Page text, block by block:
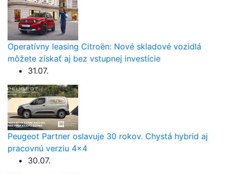
Operatívny leasing Citroën: Nové skladové vozidlá
môžete získať aj bez vstupnej investície
31.07.
Peugeot Partner oslavuje 30 rokov. Chystá hybrid aj
pracovnú verziu 4×4
30.07.